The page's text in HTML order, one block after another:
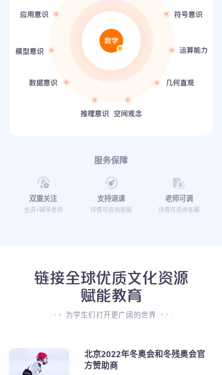
服务保障
双重关注
主讲+辅导老师
支持退课
详情可咨询客服
老师可调
详情可咨询客服
为学生们打开更广阔的世界
北京2022年冬奥会和冬残奥会官
方赞助商